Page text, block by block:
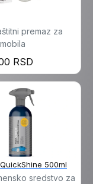
premaz za
RSD
500ml
sredstvo za